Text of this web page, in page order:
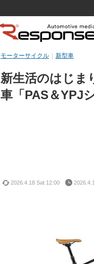
新生活のはじま
車「PAS＆YPJ
モーターサイクル 新型車
2026.4.18 Sat 12:00